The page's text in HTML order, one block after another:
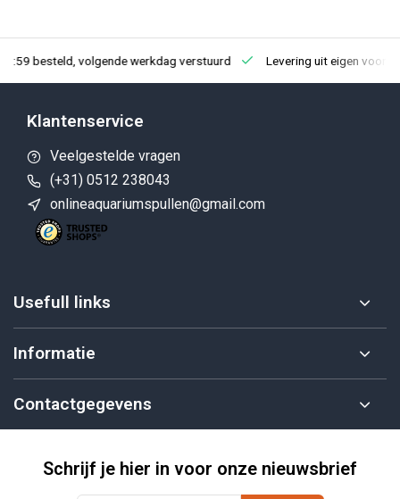
besteld, volgende werkdag verstuurd Levering uit eigen
Klantenservice
Veelgestelde vragen
(+31) 0512 238043
onlineaquariumspullen@gmail.com
Usefull links
Informatie
Contactgegevens
Schrijf je hier in voor onze nieuwsbrief